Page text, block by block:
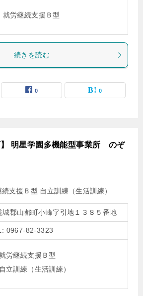
就労継続支援Ｂ型
続きを読む
0 0
】 明星学園多機能型事業所 のぞ
続支援Ｂ型 自立訓練（生活訓練）
城郡山都町小峰字引地１３８５番地
0967-82-3323
労継続支援Ｂ型
自立訓練（生活訓練）